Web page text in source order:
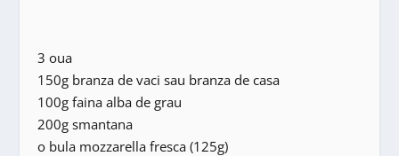
3 oua
150g branza de vaci sau branza de casa
100g faina alba de grau
200g smantana
o bula mozzarella fresca (125g)